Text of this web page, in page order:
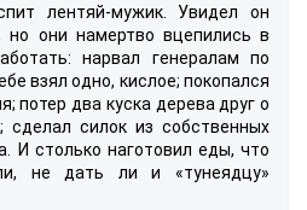
лентяй-мужик. Увидел он
но они намертво вцепились в
нарвал генералам по
взял одно, кислое; покопался
потер два куска дерева друг о
сделал силок из собственных
И столько наготовил еды, что
не дать ли и «тунеядцу»